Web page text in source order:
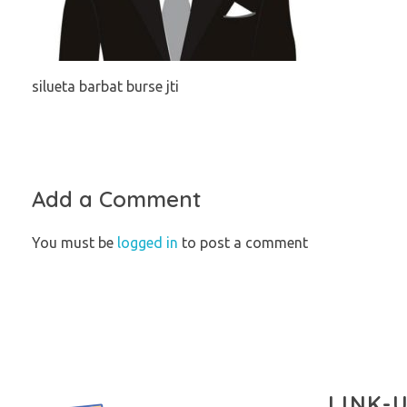
silueta barbat burse jti
Add a Comment
You must be logged in to post a comment